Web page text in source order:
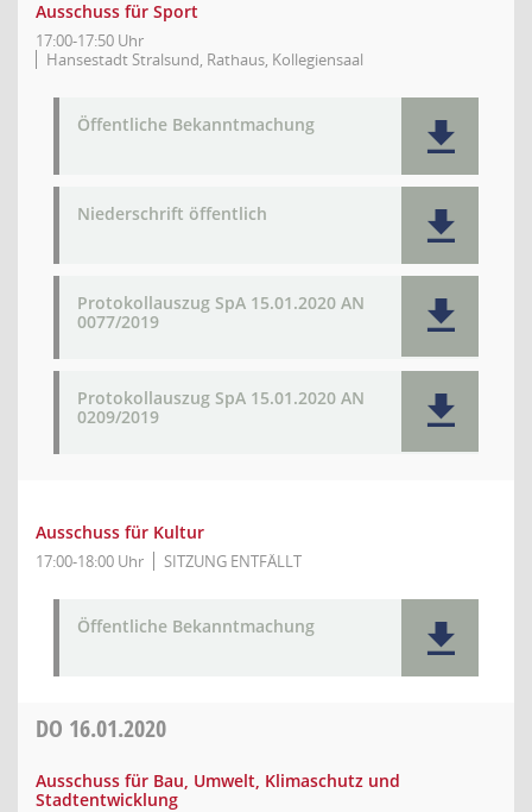
Ausschuss für Sport
17:00-17:50 Uhr
Hansestadt Stralsund, Rathaus, Kollegiensaal
Öffentliche Bekanntmachung
Niederschrift öffentlich
Protokollauszug SpA 15.01.2020 AN
0077/2019
Protokollauszug SpA 15.01.2020 AN
0209/2019
Ausschuss für Kultur
17:00-18:00 Uhr SITZUNG ENTFÄLLT
Öffentliche Bekanntmachung
DO 16.01.2020
Ausschuss für Bau, Umwelt, Klimaschutz und
Stadtentwicklung